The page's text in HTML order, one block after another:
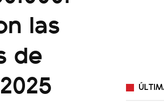
las
de